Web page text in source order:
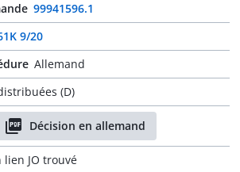
99941596.1
9/20
Allemand
(D)
Décision en allemand
lien JO trouvé